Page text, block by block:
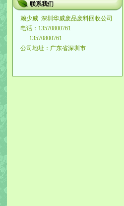
联系我们
赖少威 深圳华威废品废料回收公司
电话：13570800761
13570800761
公司地址：广东省深圳市